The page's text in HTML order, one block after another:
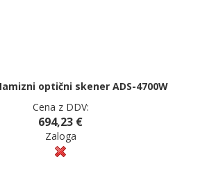
optični skener ADS-4700W
Cena z DDV:
694,23 €
Zaloga